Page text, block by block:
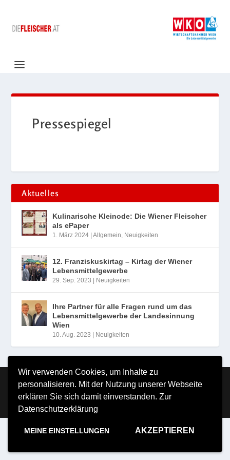
Wir verwenden Cookies, um Inhalte zu
personalisieren. Mit der Nutzung unserer Webseite
erklären Sie sich damit einverstanden. Zur
Datenschutzerklärung
MEINE EINSTELLUNGEN AKZEPTIEREN
Pressespiegel
Aktuelles
Kulinarische Kleinode: Die Wiener Fleischer
als ePaper
1. März 2024 |Allgemein, Neuigkeiten
12. Franziskuskirtag – Kirtag der Wiener
Lebensmittelgewerbe
29. Sep. 2023 Neuigkeiten
Ihre Partner für alle Fragen rund um das
Lebensmittelgewerbe der Landesinnung
Wien
10. Aug. 2023 Neuigkeiten
Copyright MILDE VERLAG Michael Milde e.U. 2026
Impressum
Nutzungsbestimmungen Datenschutzerklärung